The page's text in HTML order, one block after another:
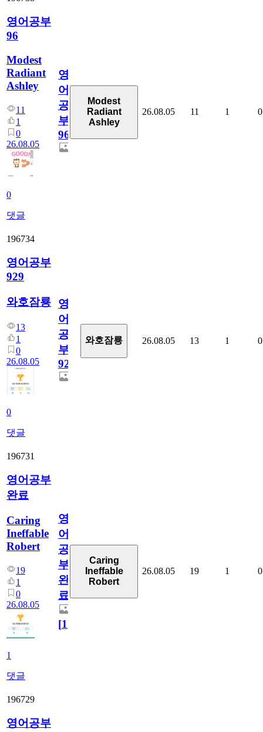
영어공부
96
Modest
Radiant
Ashley
11
1
0
26.08.05
0
댓글
영
어
공
부
96
Modest
Radiant
Ashley
26.08.05 11 1 0
196734
영어공부
929
와호잠룡
13
1
0
26.08.05
0
댓글
영
어
공
부
929
와호잠룡 26.08.05 13 1 0
196731
영어공부
완료
Caring
Ineffable
Robert
19
1
0
26.08.05
1
댓글
영
어
공
부
완
료
[1]
Caring
Ineffable
Robert
26.08.05 19 1 0
196729
영어공부